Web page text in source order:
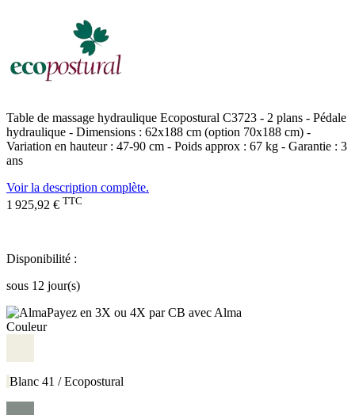
Table de massage hydraulique Ecopostural C3723 - 2 plans - Pédale
hydraulique - Dimensions : 62x188 cm (option 70x188 cm) -
Variation en hauteur : 47-90 cm - Poids approx : 67 kg - Garantie : 3
ans
Voir la description complète.
1 925,92 € TTC
Disponibilité :
sous 12 jour(s)
Payez en 3X ou 4X par CB avec Alma
Couleur
Blanc 41 / Ecopostural